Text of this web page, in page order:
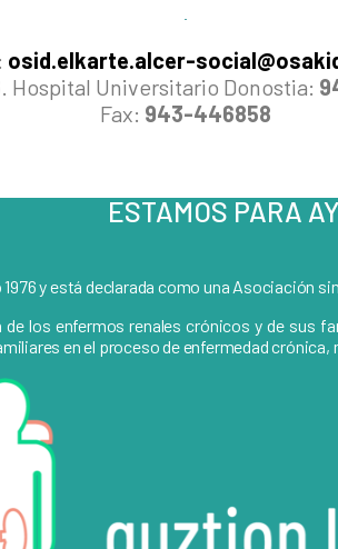
osid.elkarte.alcer-
. Hospital Universitario Donostia:
Fax: 943-446858
ESTAMOS PARA
y está declarada como una Asociación
los enfermos renales crónicos y de sus
en el proceso de enfermedad